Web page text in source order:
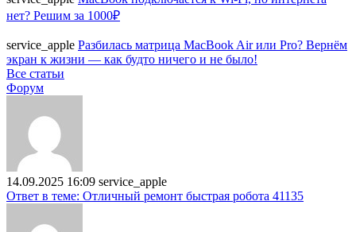
нет? Решим за 1000₽
service_apple Разбилась матрица MacBook Air или Pro? Вернём
экран к жизни — как будто ничего и не было!
Все статьи
Форум
14.09.2025 16:09 service_apple
Ответ в теме: Отличный ремонт быстрая робота 41135